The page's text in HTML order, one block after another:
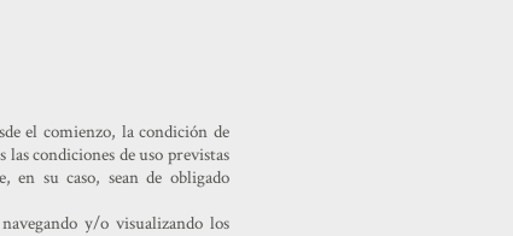
el comienzo, la condición de
condiciones de uso previstas
en su caso, sean de obligado
y/o visualizando los